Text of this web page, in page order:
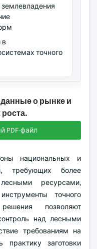
точного
о рынке и
PDF-файл
национальных и
требующих более
лесными ресурсами,
точного
позволяют
над лесными
требованиям на
практику заготовки